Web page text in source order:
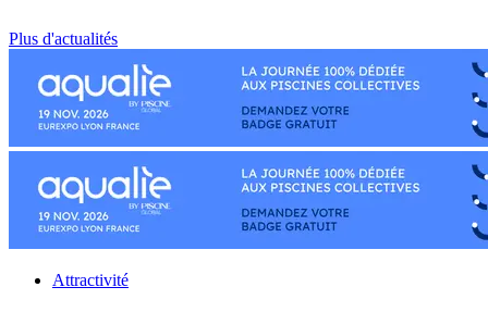
Plus d'actualités
Attractivité